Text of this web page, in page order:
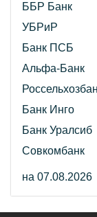
ББР Банк
УБРиР
Банк ПСБ
Альфа-Банк
Банк Инго
Банк Уралсиб
Совкомбанк
на 07.08.2026